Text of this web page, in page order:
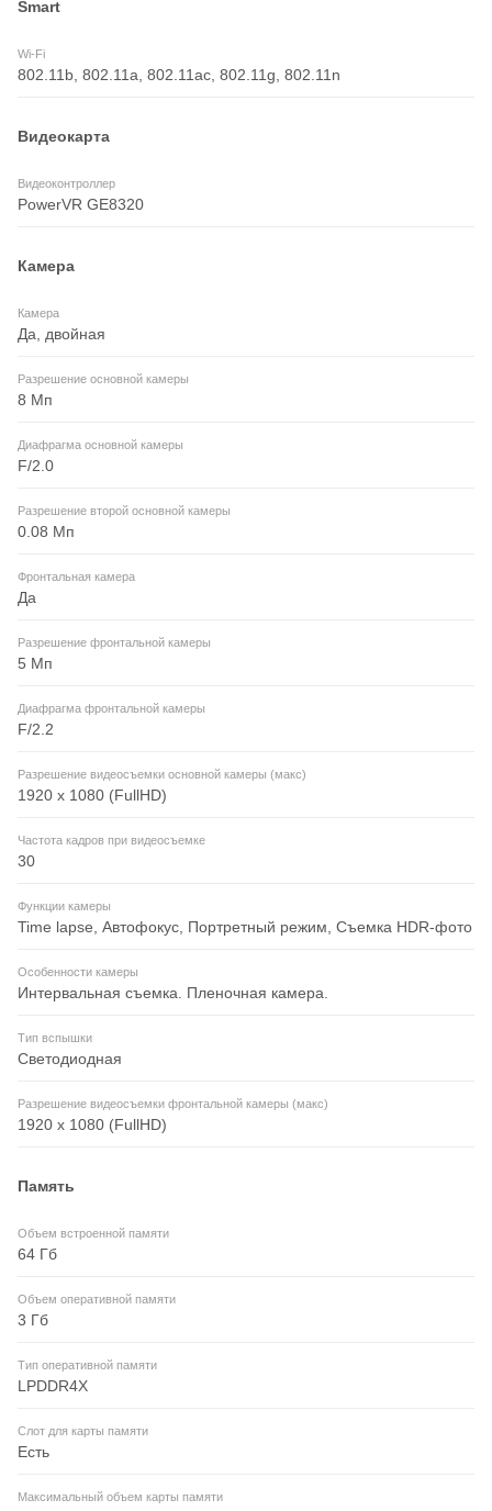
Smart
Wi-Fi
802.11b, 802.11a, 802.11ac, 802.11g, 802.11n
Видеокарта
Видеоконтроллер
PowerVR GE8320
Камера
Камера
Да, двойная
Разрешение основной камеры
8 Мп
Диафрагма основной камеры
F/2.0
Разрешение второй основной камеры
0.08 Мп
Фронтальная камера
Да
Разрешение фронтальной камеры
5 Мп
Диафрагма фронтальной камеры
F/2.2
Разрешение видеосъемки основной камеры (макс)
1920 x 1080 (FullHD)
Частота кадров при видеосъемке
30
Функции камеры
Time lapse, Автофокус, Портретный режим, Съемка HDR-фото
Особенности камеры
Интервальная съемка. Пленочная камера.
Тип вспышки
Светодиодная
Разрешение видеосъемки фронтальной камеры (макс)
1920 x 1080 (FullHD)
Память
Объем встроенной памяти
64 Гб
Объем оперативной памяти
3 Гб
Тип оперативной памяти
LPDDR4X
Слот для карты памяти
Есть
Максимальный объем карты памяти